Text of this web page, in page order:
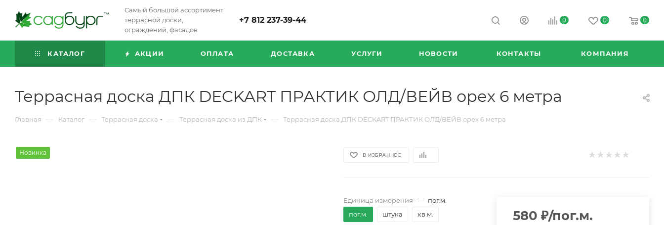
Самый большой ассортимент
террасной доски,
ограждений, фасадов
+7 812 237-39-44 0 0 0
КАТАЛОГ АКЦИИ ОПЛАТА ДОСТАВКА УСЛУГИ НОВОСТИ КОНТАКТЫ КОМПАНИЯ
Террасная доска ДПК DECKART ПРАКТИК ОЛД/ВЕЙВ орех 6 метра
Главная — Каталог — Террасная доска — Террасная доска из ДПК — Террасная доска ДПК DECKART ПРАКТИК ОЛД/ВЕЙВ орех 6 метра
Новинка В ИЗБРАННОЕ
Единица измерения — пог.м.
пог.м.
штука кв.м. 580 ₽/пог.м.